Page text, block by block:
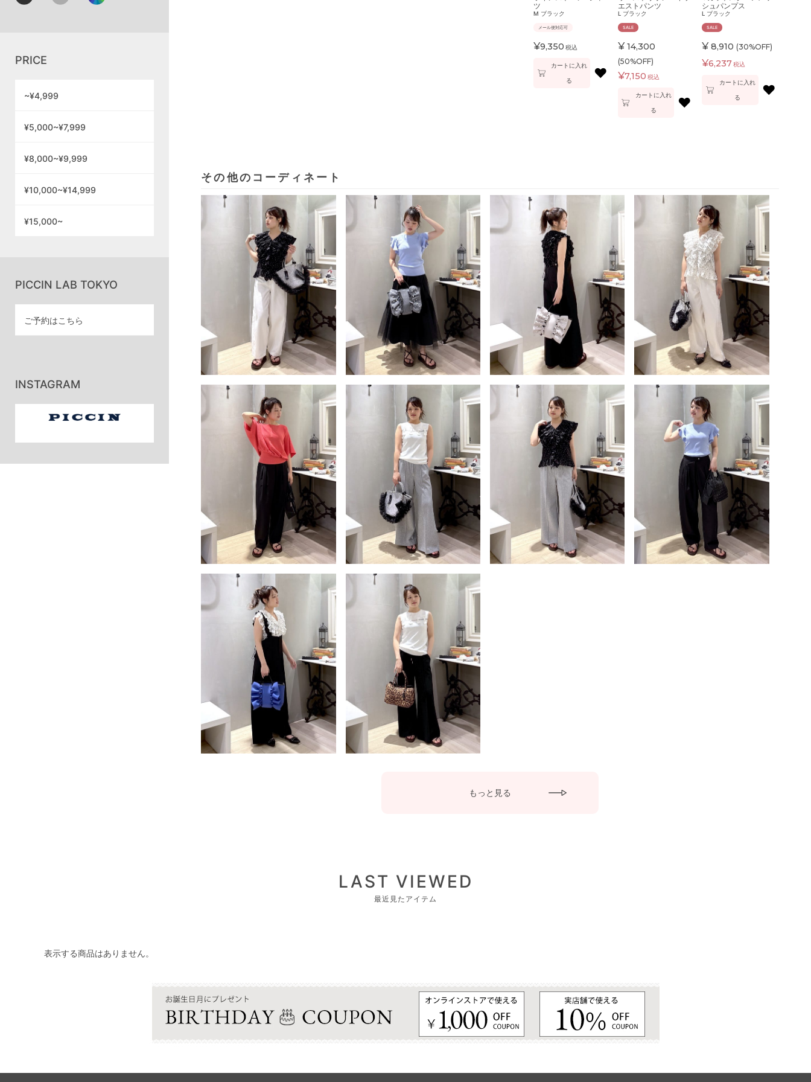
PRICE
~¥4,999
¥5,000~¥7,999
¥8,000~¥9,999
¥10,000~¥14,999
¥15,000~
PICCIN LAB TOKYO
ご予約はこちら
INSTAGRAM
ツ
M ブラック
メール便対応可
¥9,350 税込
カートに入れ
る ♥
エストパンツ
L ブラック
SALE
¥ 14,300
(50%OFF)
¥7,150 税込
カートに入れ
る ♥
シュパンプス
L ブラック
SALE
¥ 8,910 (30%OFF)
¥6,237税込
カートに入れ
る ♥
その他のコーディネート
もっと見る
LAST VIEWED
最近見たアイテム
表示する商品はありません。